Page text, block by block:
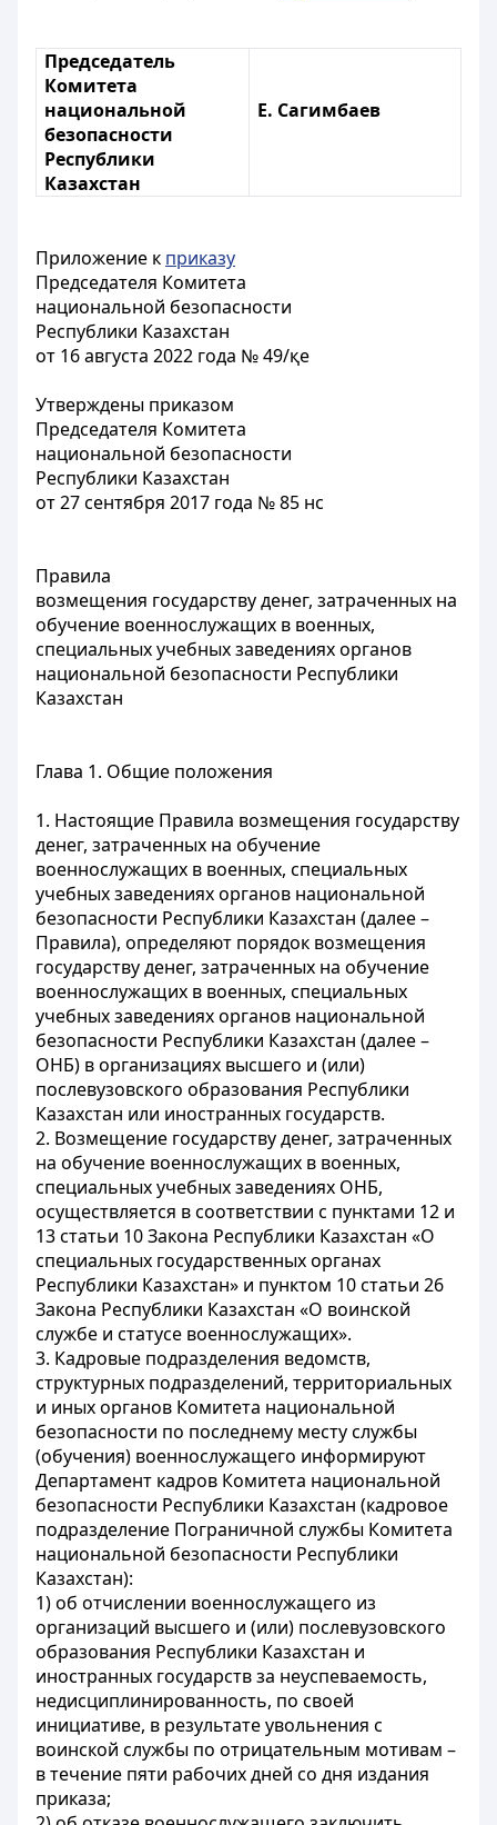
Председатель
Комитета
национальной
безопасности
Республики
Казахстан
Е. Сагимбаев
Приложение к приказу
Председателя Комитета
национальной безопасности
Республики Казахстан
от 16 августа 2022 года № 49/қе
Утверждены приказом
Председателя Комитета
национальной безопасности
Республики Казахстан
от 27 сентября 2017 года № 85 нс
Правила
возмещения государству денег, затраченных на
обучение военнослужащих в военных,
специальных учебных заведениях органов
национальной безопасности Республики
Казахстан
Глава 1. Общие положения
1. Настоящие Правила возмещения государству
денег, затраченных на обучение
военнослужащих в военных, специальных
учебных заведениях органов национальной
безопасности Республики Казахстан (далее –
Правила), определяют порядок возмещения
государству денег, затраченных на обучение
военнослужащих в военных, специальных
учебных заведениях органов национальной
безопасности Республики Казахстан (далее –
ОНБ) в организациях высшего и (или)
послевузовского образования Республики
Казахстан или иностранных государств.
2. Возмещение государству денег, затраченных
на обучение военнослужащих в военных,
специальных учебных заведениях ОНБ,
осуществляется в соответствии с пунктами 12 и
13 статьи 10 Закона Республики Казахстан «О
специальных государственных органах
Республики Казахстан» и пунктом 10 статьи 26
Закона Республики Казахстан «О воинской
службе и статусе военнослужащих».
3. Кадровые подразделения ведомств,
структурных подразделений, территориальных
и иных органов Комитета национальной
безопасности по последнему месту службы
(обучения) военнослужащего информируют
Департамент кадров Комитета национальной
безопасности Республики Казахстан (кадровое
подразделение Пограничной службы Комитета
национальной безопасности Республики
Казахстан):
1) об отчислении военнослужащего из
организаций высшего и (или) послевузовского
образования Республики Казахстан и
иностранных государств за неуспеваемость,
недисциплинированность, по своей
инициативе, в результате увольнения с
воинской службы по отрицательным мотивам –
в течение пяти рабочих дней со дня издания
приказа;